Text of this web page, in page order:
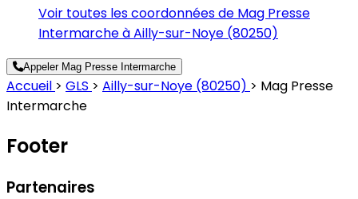
Voir toutes les coordonnées de Mag Presse
Intermarche à Ailly-sur-Noye (80250)
Appeler Mag Presse Intermarche
Accueil > GLS > Ailly-sur-Noye (80250) > Mag Presse
Intermarche
Footer
Partenaires